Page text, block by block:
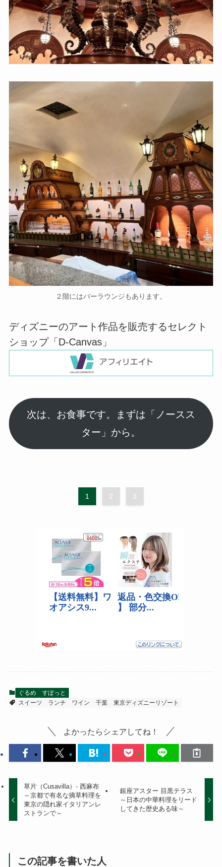
２階にはバーラウンジもあります。
ディズニーのアート作品を販売するセレクト
ショップ「D-Canvas」
次は、お食事です。まずは「ノースス
ター」から。
1 2 3
ぐるめ
すぽっと
スイーツ
ランチ ワイン 千葉 東京ディズニーリゾート
よかったらシェアしてね！
草片（Cusavilla）- 西麻布
～京都で有名な摘草料理を
東京の隠れ家イタリアンレ
ストランで～
銀座アスター 目黒テラス
～日本の中華料理をリード
してきた歴史ある味～
この記事を書いた人